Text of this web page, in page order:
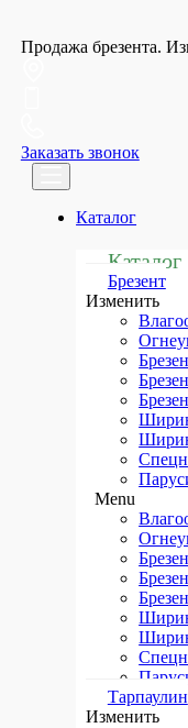
Продажа брезента.
Заказать звонок
Каталог
Каталог
Брезент
Изменить
Menu
Тарпаулин
Изменить